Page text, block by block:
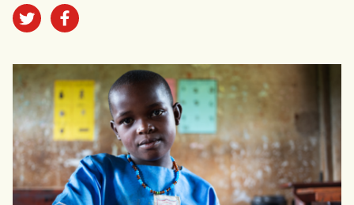
Jaa sosiaalisessa mediassa